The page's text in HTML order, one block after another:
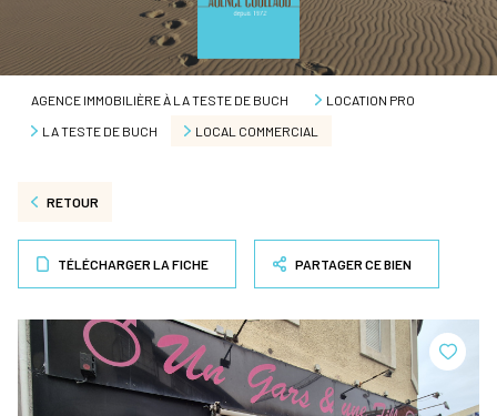
AGENCE IMMOBILIÈRE À LA TESTE DE BUCH
LOCATION PRO
LA TESTE DE BUCH
LOCAL COMMERCIAL
RETOUR
TÉLÉCHARGER LA FICHE PARTAGER CE BIEN